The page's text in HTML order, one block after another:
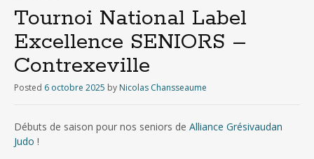
Skip
to
content
Tournoi National Label
Excellence SENIORS –
Contrexeville
Posted 6 octobre 2025 by Nicolas Chansseaume
Débuts de saison pour nos seniors de Alliance Grésivaudan
Judo !